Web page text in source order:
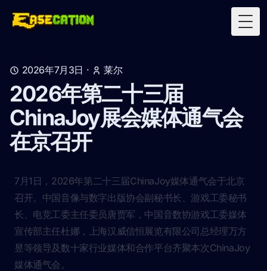
2026年7月3日 · 莱尔
2026年第二十三届
ChinaJoy展会媒体通气会
在京召开
7月1日，2026年第二十三届ChinaJoy媒体通气会于北京
召开。中国音像与数字出版协会副秘书长、游戏工委秘书
长、电竞工委主任委员唐贾军，中国音数协游戏工委媒体
宣传部主任杜娜，上海汉威信恒展览有限公司总经理万方
昱等领导及数十家行业媒体和合作平台齐聚本次ChinaJoy
媒体通气会。